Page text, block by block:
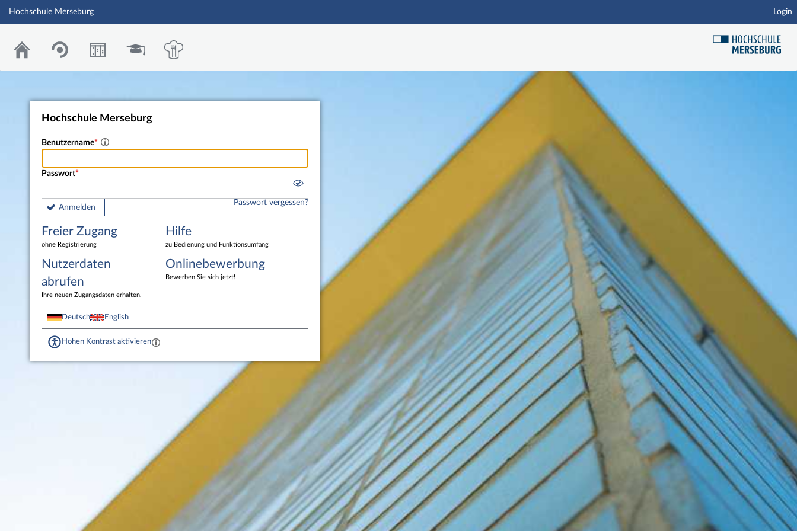
Hauptnavigation
Fußzeile
Hochschule Merseburg Login
Hochschule Merseburg
Benutzername
Passwort
Anmelden
Passwort vergessen?
Freier Zugang
ohne Registrierung
Hilfe
zu Bedienung und Funktionsumfang
Nutzerdaten
abrufen
Ihre neuen Zugangsdaten erhalten.
Onlinebewerbung
Bewerben Sie sich jetzt!
Deutsch English
Hohen Kontrast aktivieren